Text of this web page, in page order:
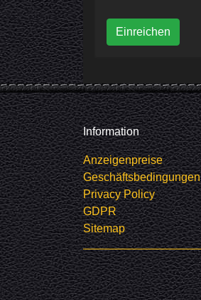
Einreichen
Information
Anzeigenpreise
Geschäftsbedingungen
Privacy Policy
GDPR
Sitemap